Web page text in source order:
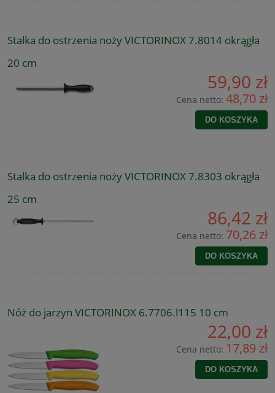
Stalka do ostrzenia noży VICTORINOX 7.8014 okrągła
20 cm
59,90 zł
Cena netto: 48,70 zł
DO KOSZYKA
Stalka do ostrzenia noży VICTORINOX 7.8303 okrągła
25 cm
86,42 zł
Cena netto: 70,26 zł
DO KOSZYKA
Nóż do jarzyn VICTORINOX 6.7706.l115 10 cm
22,00 zł
Cena netto: 17,89 zł
DO KOSZYKA